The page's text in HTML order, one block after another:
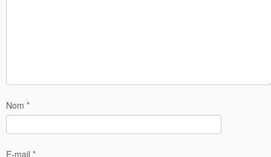
Nom *
E-mail *